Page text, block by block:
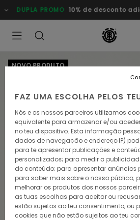
para
a
DUPLA PROMO 10% de desconto
NOVO PRODUTO
FAZ UMA ESCOLHA PELOS
Nós e os nossos parceiros utilizamos
equivalente para armazenar e/ou
no teu dispositivo. Esta informação
dados de navegação e endereço IP)
para te apresentar publicações e
personalizados; para medir a
do conteúdo; para apresentar anúncios
para saber mais sobre o nosso público;
melhorar os produtos dos nossos
as tuas escolhas para aceitar ou
estão sujeitos ao teu consentimento, ou
cookies que não estão sujeitos ao teu